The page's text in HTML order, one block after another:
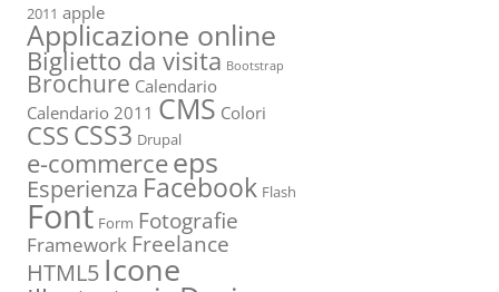
2011 apple
Applicazione online
Biglietto da visita Bootstrap
Brochure Calendario
Calendario 2011 CMS Colori
CSSCSS3 Drupal
e-commerceeps
Esperienza Facebook Flash
Font Form Fotografie
Framework Freelance
HTML5 Icone